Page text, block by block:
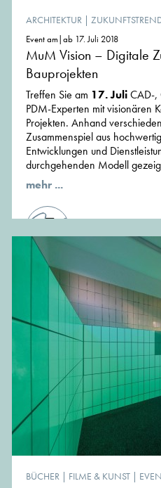
ARCHITEKTUR |
Event am|ab 17. Juli 2018
MuM Vision – Digitale
Bauprojekten
Treffen Sie am 17. JuliCAD-,
PDM-Experten mit visionären
Projekten. Anhand
Zusammenspiel aus
Entwicklungen und
durchgehenden Modell
mehr ...
BÜCHER | FILME & KUNST |